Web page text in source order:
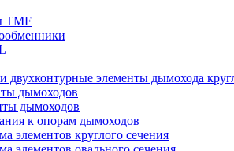
TMF
двухконтурные элементы дымохода
дымоходов
дымоходов
к опорам дымоходов
элементов круглого сечения